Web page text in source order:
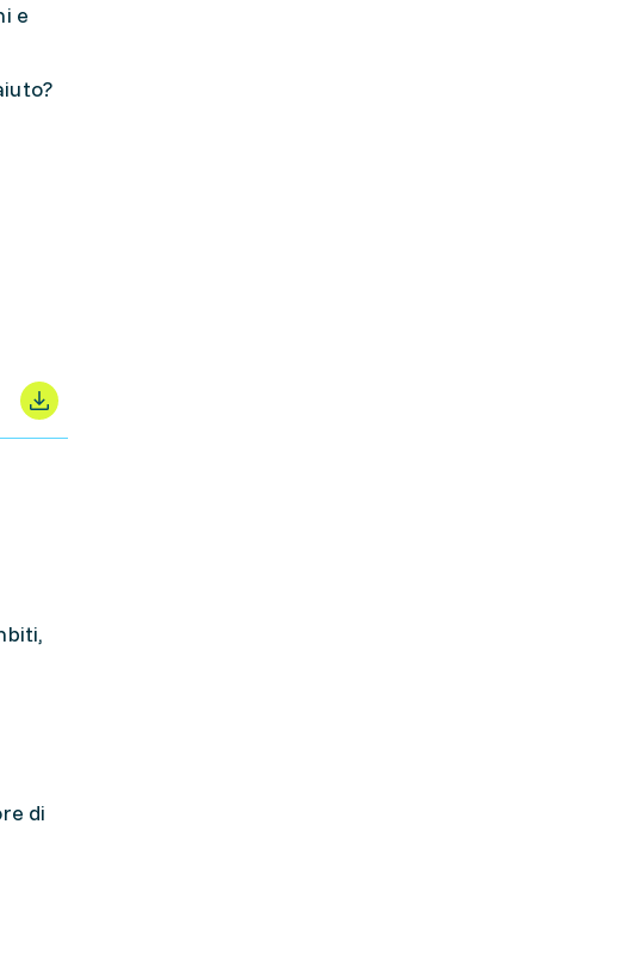
e
di